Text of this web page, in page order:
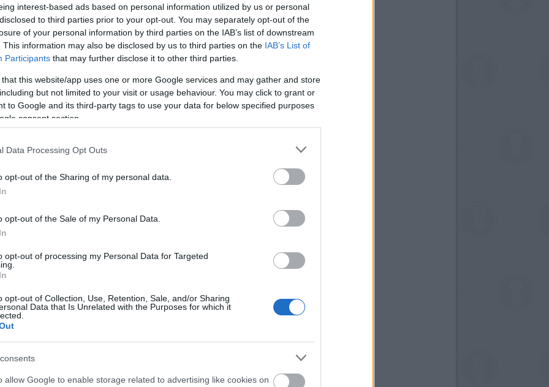
interest-based ads based on personal information utilized by us or personal
to third parties prior to your opt-out. You may separately opt-out of the
of your personal information by third parties on the IAB’s list of downstream
This information may also be disclosed by us to third parties on the IAB’s List of
Participants that may further disclose it to other third parties.
that this website/app uses one or more Google services and may gather and store
but not limited to your visit or usage behaviour. You may click to grant or
to Google and its third-party tags to use your data for below specified purposes
consent section.
Data Processing Opt Outs
opt-out of the Sharing of my personal data.
opt-out of the Sale of my Personal Data.
opt-out of processing my Personal Data for Targeted
opt-out of Collection, Use, Retention, Sale, and/or Sharing
Data that Is Unrelated with the Purposes for which it
allow Google to enable storage related to advertising like cookies on
nyilatkozatban fejezte ki nemtetszését
csinálnak a karácsonyból.
ezt még a vásárlók is "ostobaságnak" tartják, és
is figyelembe kell venniük.
helyzet közepette azonban az utóbbi években
kötődő árucikkek hónapokkal korábban